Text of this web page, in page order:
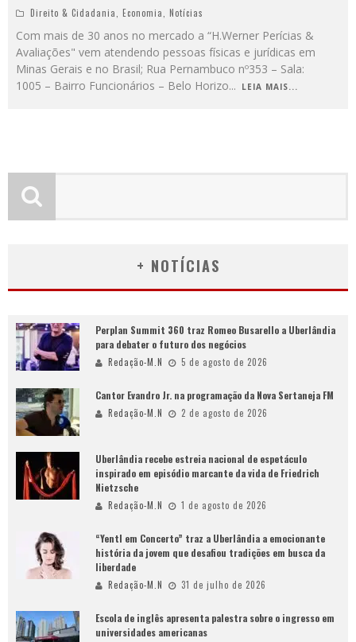
Direito & Cidadania, Economia, Notícias
Com mais de 30 anos no mercado a “H.Werner Perícias &
Avaliações" vem atendendo pessoas físicas e jurídicas em
Minas Gerais e no Brasil; Rua Pernambuco nº353 – Sala:
1005 – Bairro Funcionários – Belo Horizo... LEIA MAIS...
+ NOTÍCIAS
Perplan Summit 360 traz Romeo Busarello a Uberlândia
para debater o futuro dos negócios
Redação-M.N 5 de agosto de 2026
Cantor Evandro Jr. na programação da Nova Sertaneja FM
Redação-M.N 2 de agosto de 2026
Uberlândia recebe estreia nacional de espetáculo
inspirado em episódio marcante da vida de Friedrich
Nietzsche
Redação-M.N 1 de agosto de 2026
“Yentl em Concerto” traz a Uberlândia a emocionante
história da jovem que desafiou tradições em busca da
liberdade
Redação-M.N 31 de julho de 2026
Escola de inglês apresenta palestra sobre o ingresso em
universidades americanas